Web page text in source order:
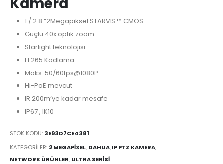
1 / 2.8 “2Megapiksel STARVIS ™ CMOS
Güçlü 40x optik zoom
Starlight teknolojisi
H.265 Kodlama
Maks. 50/60fps@1080P
Hi-PoE mevcut
IR 200m’ye kadar mesafe
IP67 , IK10
STOK KODU: 3E93D7CE4381
KATEGORILER: 2 MEGAPIXEL, DAHUA, IP PTZ KAMERA,
NETWORK ÜRÜNLER, ULTRA SERISI